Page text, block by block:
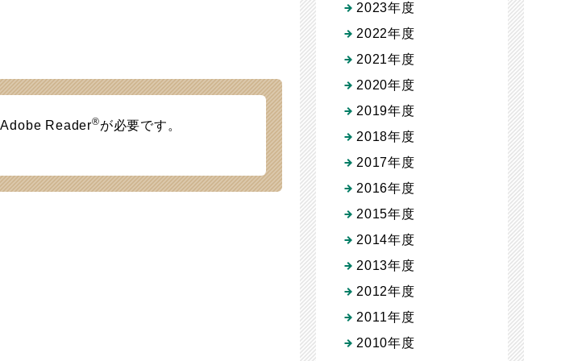
Reader®が必要です。
2023年度
2022年度
2021年度
2020年度
2019年度
2018年度
2017年度
2016年度
2015年度
2014年度
2013年度
2012年度
2011年度
2010年度